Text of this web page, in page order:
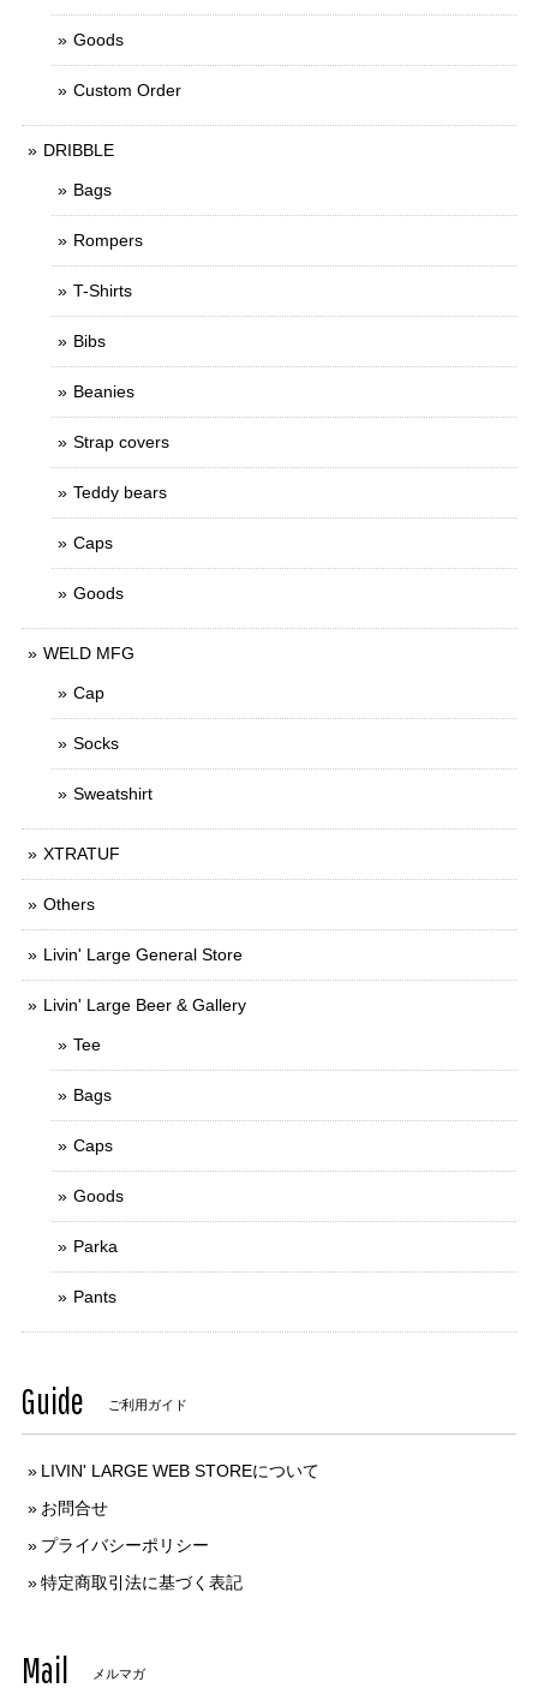
Goods
Custom Order
DRIBBLE
Bags
Rompers
T-Shirts
Bibs
Beanies
Strap covers
Teddy bears
Caps
Goods
WELD MFG
Cap
Socks
Sweatshirt
XTRATUF
Others
Livin' Large General Store
Livin' Large Beer & Gallery
Tee
Bags
Caps
Goods
Parka
Pants
Guide ご利用ガイド
LIVIN' LARGE WEB STOREについて
お問合せ
プライバシーポリシー
特定商取引法に基づく表記
Mail メルマガ